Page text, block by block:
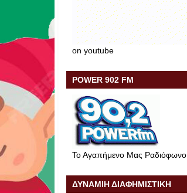
on youtube
POWER 902 FM
Το Αγαπήμενο Μας Ραδιόφωνο
ΔΥΝΑΜΙΗ ΔΙΑΦΗΜΙΣΤΙΚΗ